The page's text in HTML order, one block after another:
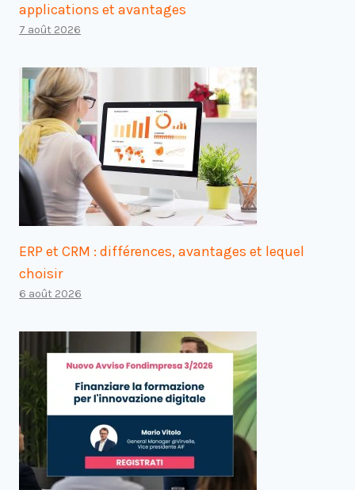
applications et avantages
7 août 2026
ERP et CRM : différences, avantages et lequel
choisir
6 août 2026